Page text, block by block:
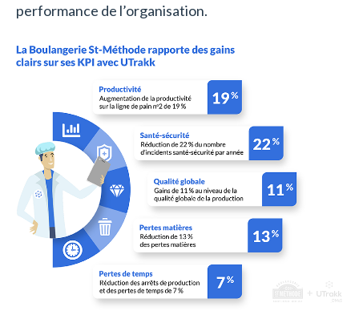
performance de l’organisation.